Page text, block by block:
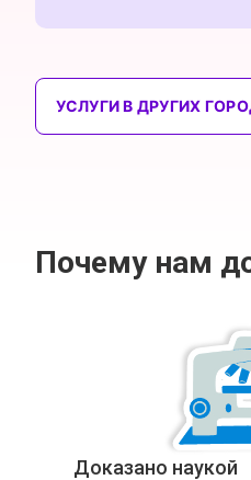
УСЛУГИ В ДРУГИХ
Почему нам
Доказано наукой